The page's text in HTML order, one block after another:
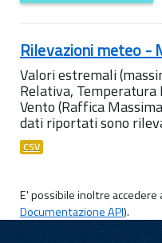
Rilevazioni meteo -
Valori estremali
Relativa,
Vento (Raffica
dati riportati sono
CSV
E' possibile inoltre accedere
Documentazione API).